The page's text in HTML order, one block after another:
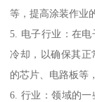
等，提高涂装作业
5. 电子行业：在
冷却，以确保其正
的芯片、电路板等
6. 行业：领域的